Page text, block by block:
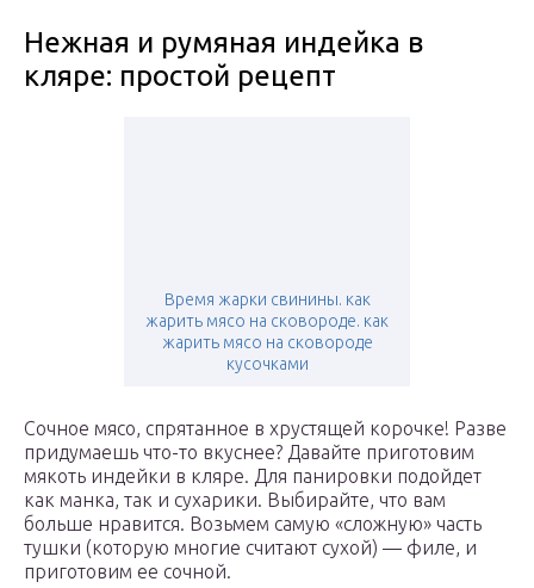
Нежная и румяная индейка в
кляре: простой рецепт
Время жарки свинины. как
жарить мясо на сковороде. как
жарить мясо на сковороде
кусочками
Сочное мясо, спрятанное в хрустящей корочке! Разве
придумаешь что-то вкуснее? Давайте приготовим
мякоть индейки в кляре. Для панировки подойдет
как манка, так и сухарики. Выбирайте, что вам
больше нравится. Возьмем самую «сложную» часть
тушки (которую многие считают сухой) — филе, и
приготовим ее сочной.